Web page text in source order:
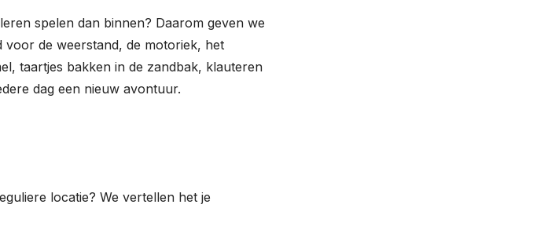
spelen dan binnen? Daarom geven we
voor de weerstand, de motoriek, het
taartjes bakken in de zandbak, klauteren
dag een nieuw avontuur.
locatie? We vertellen het je